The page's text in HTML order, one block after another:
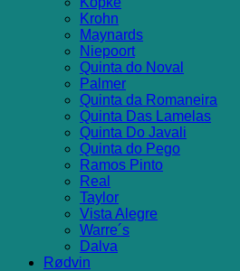
Krohn
Maynards
Niepoort
Quinta do Noval
Palmer
Quinta da Romaneira
Quinta Das Lamelas
Quinta Do Javali
Quinta do Pego
Ramos Pinto
Real
Taylor
Vista Alegre
Warre´s
Dalva
Rødvin